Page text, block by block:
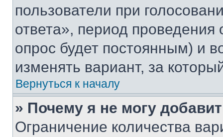
пользователи при
ответа», период проведения
опрос будет постоянным) и
изменять вариант, за
Вернуться к началу
» Почему я не могу
Ограничение количества